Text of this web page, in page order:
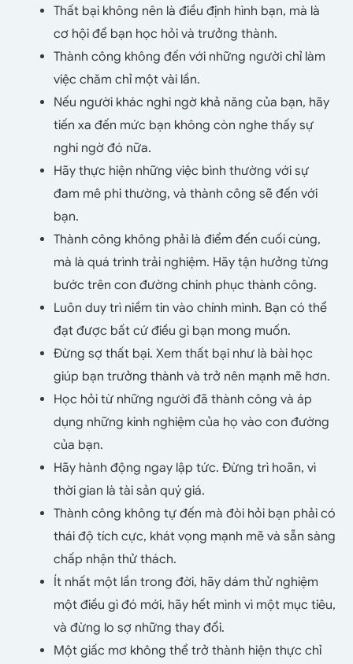
Thất bại không nên là điều định hình bạn, mà là
cơ hội để bạn học hỏi và trưởng thành.
Thành công không đến với những người chỉ làm
việc chăm chỉ một vài lần.
Nếu người khác nghi ngờ khả năng của bạn, hãy
tiến xa đến mức bạn không còn nghe thấy sự
nghi ngờ đó nữa.
Hãy thực hiện những việc bình thường với sự
đam mê phi thường, và thành công sẽ đến với
bạn.
Thành công không phải là điểm đến cuối cùng,
mà là quá trình trải nghiệm. Hãy tận hưởng từng
bước trên con đường chinh phục thành công.
Luôn duy trì niềm tin vào chính mình. Bạn có thể
đạt được bất cứ điều gì bạn mong muốn.
Đừng sợ thất bại. Xem thất bại như là bài học
giúp bạn trưởng thành và trở nên mạnh mẽ hơn.
Học hỏi từ những người đã thành công và áp
dụng những kinh nghiệm của họ vào con đường
của bạn.
Hãy hành động ngay lập tức. Đừng trì hoãn, vì
thời gian là tài sản quý giá.
Thành công không tự đến mà đòi hỏi bạn phải có
thái độ tích cực, khát vọng mạnh mẽ và sẵn sàng
chấp nhận thử thách.
Ít nhất một lần trong đời, hãy dám thử nghiệm
một điều gì đó mới, hãy hết mình vì một mục tiêu,
và đừng lo sợ những thay đổi.
Một giấc mơ không thể trở thành hiện thực chỉ